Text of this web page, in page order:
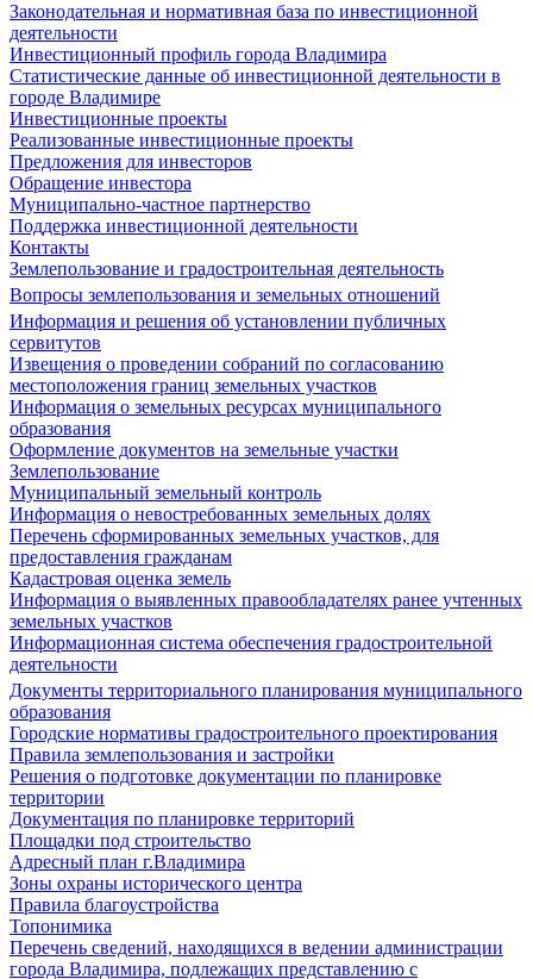
Законодательная и нормативная база по инвестиционной
деятельности
Инвестиционный профиль города Владимира
Статистические данные об инвестиционной деятельности в
городе Владимире
Инвестиционные проекты
Реализованные инвестиционные проекты
Предложения для инвесторов
Обращение инвестора
Муниципально-частное партнерство
Поддержка инвестиционной деятельности
Контакты
Землепользование и градостроительная деятельность
Вопросы землепользования и земельных отношений
Информация и решения об установлении публичных
сервитутов
Извещения о проведении собраний по согласованию
местоположения границ земельных участков
Информация о земельных ресурсах муниципального
образования
Оформление документов на земельные участки
Землепользование
Муниципальный земельный контроль
Информация о невостребованных земельных долях
Перечень сформированных земельных участков, для
предоставления гражданам
Кадастровая оценка земель
Информация о выявленных правообладателях ранее учтенных
земельных участков
Информационная система обеспечения градостроительной
деятельности
Документы территориального планирования муниципального
образования
Городские нормативы градостроительного проектирования
Правила землепользования и застройки
Решения о подготовке документации по планировке
территории
Документация по планировке территорий
Площадки под строительство
Адресный план г.Владимира
Зоны охраны исторического центра
Правила благоустройства
Топонимика
Перечень сведений, находящихся в ведении администрации
города Владимира, подлежащих представлению с